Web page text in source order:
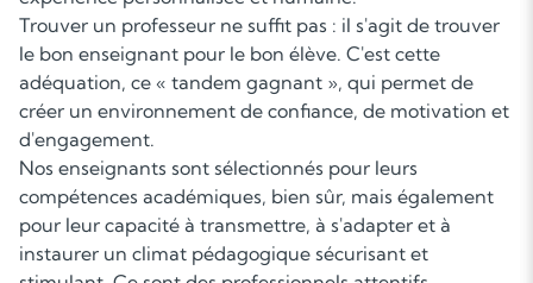
Trouver un professeur ne suffit pas : il s'agit de trouver
le bon enseignant pour le bon élève. C'est cette
adéquation, ce « tandem gagnant », qui permet de
créer un environnement de confiance, de motivation et
d'engagement.
Nos enseignants sont sélectionnés pour leurs
compétences académiques, bien sûr, mais également
pour leur capacité à transmettre, à s'adapter et à
instaurer un climat pédagogique sécurisant et